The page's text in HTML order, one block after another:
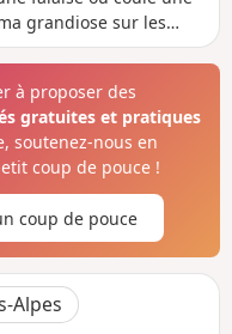
grandiose sur les
à proposer des
gratuites et pratiques
soutenez-nous en
coup de pouce !
coup de pouce
Alpes